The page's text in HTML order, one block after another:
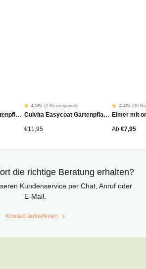
Culvita Pflanzerde Gartenpflanzen, Bäume & Hecken BIO 40L
Rated
4.50
von
2
Kundenstimmen
4.5/5 (2 Rezensionen)
Culvita Easycoat Gartenpflanzendünger (Langzeitwirkung)
€11,95
Rated
4.42
von
90
4.4/5 (90
Ab €7,95
die richtige Beratung erhalten?
Kundenservice per Chat, Anruf oder
E-Mail.
Kontakt aufnehmen